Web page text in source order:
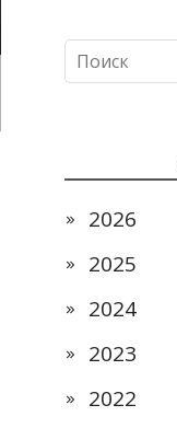
2026
2025
2024
2023
2022